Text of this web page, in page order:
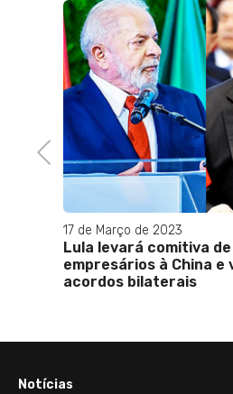
Previous
17 de Março de 2023
Lula levará comitiva
empresários à China
acordos bilaterais
Notícias